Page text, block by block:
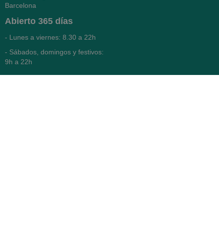
Barcelona
Abierto 365 días
- Lunes a viernes: 8.30 a 22h
- Sábados, domingos y festivos:
9h a 22h